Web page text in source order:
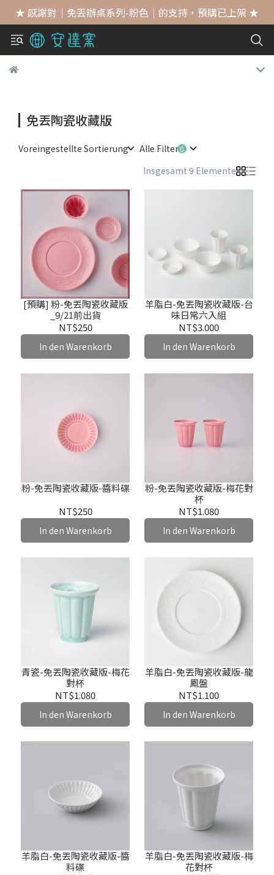
★ 感謝對｜免丟辦桌系列-粉色｜的支持，預購已上架 ★
免丟陶瓷收藏版
Voreingestellte Sortierung
Alle Filter
Insgesamt 9 Elemente
[預購] 粉-免丟陶瓷收藏版
_9/21前出貨
NT$250
In den Warenkorb
羊脂白-免丟陶瓷收藏版-台
味日常六入組
NT$3.000
In den Warenkorb
粉-免丟陶瓷收藏版-醬料碟
NT$250
In den Warenkorb
粉-免丟陶瓷收藏版-梅花對
杯
NT$1.080
In den Warenkorb
青瓷-免丟陶瓷收藏版-梅花
對杯
NT$1.080
In den Warenkorb
羊脂白-免丟陶瓷收藏版-龍
鳳盤
NT$1.100
In den Warenkorb
羊脂白-免丟陶瓷收藏版-醬
料碟
羊脂白-免丟陶瓷收藏版-梅
花對杯